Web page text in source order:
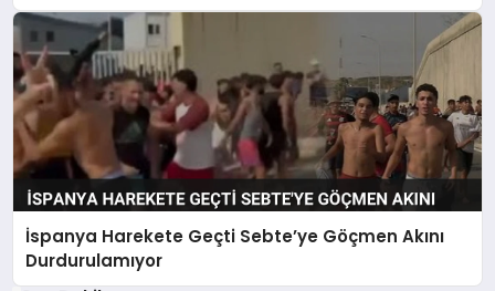
İspanya Harekete Geçti Sebte’ye Göçmen Akını
Durdurulamıyor